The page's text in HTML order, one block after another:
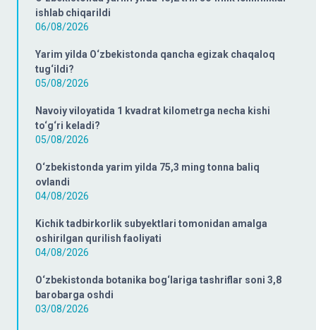
ishlab chiqarildi
06/08/2026
Yarim yilda O‘zbekistonda qancha egizak chaqaloq
tug‘ildi?
05/08/2026
Navoiy viloyatida 1 kvadrat kilometrga necha kishi
to‘g‘ri keladi?
05/08/2026
O‘zbekistonda yarim yilda 75,3 ming tonna baliq
ovlandi
04/08/2026
Kichik tadbirkorlik subyektlari tomonidan amalga
oshirilgan qurilish faoliyati
04/08/2026
O‘zbekistonda botanika bog‘lariga tashriflar soni 3,8
barobarga oshdi
03/08/2026